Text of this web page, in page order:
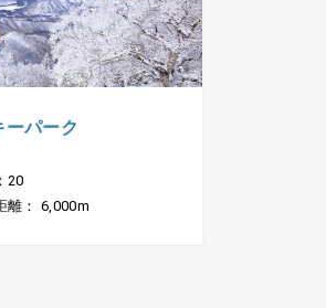
ーパーク
20
離： 6,000m